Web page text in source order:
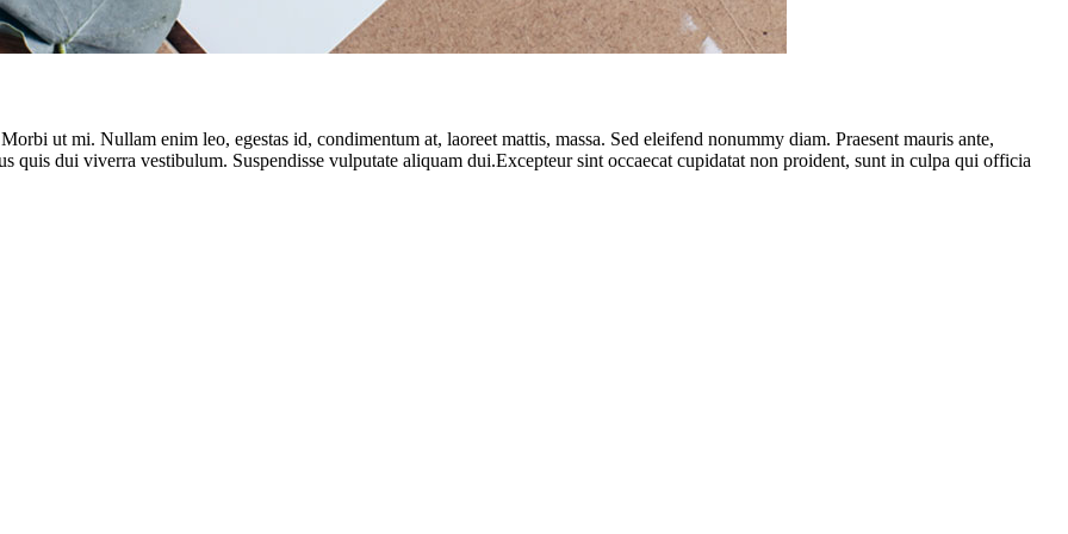
ut mi. Nullam enim leo, egestas id, condimentum at, laoreet mattis, massa. Sed eleifend nonummy diam. Praesent mauris ante,
quis dui viverra vestibulum. Suspendisse vulputate aliquam dui.Excepteur sint occaecat cupidatat non proident, sunt in culpa qui officia